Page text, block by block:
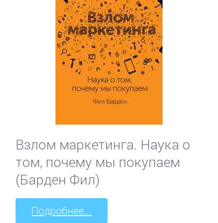
Взлом маркетинга. Наука о
том, почему мы покупаем
(Барден Фил)
Подробнее...